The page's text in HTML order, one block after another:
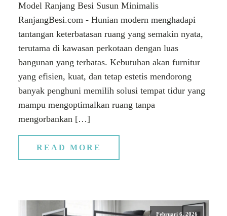
Model Ranjang Besi Susun Minimalis
RanjangBesi.com - Hunian modern menghadapi
tantangan keterbatasan ruang yang semakin nyata,
terutama di kawasan perkotaan dengan luas
bangunan yang terbatas. Kebutuhan akan furnitur
yang efisien, kuat, dan tetap estetis mendorong
banyak penghuni memilih solusi tempat tidur yang
mampu mengoptimalkan ruang tanpa
mengorbankan […]
READ MORE
Februari 6, 2026